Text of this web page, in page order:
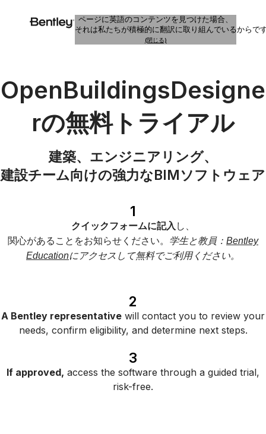
ページに英語のコンテンツを見つけた場合、
それは私たちが積極的に翻訳に取り組んでいるからで
(閉じる)
OpenBuildingsDesigne
rの無料トライアル
建築、エンジニアリング、
建設チーム向けの強力なBIMソフトウェア
1
クイックフォームに記入 し、
関心があることをお知らせください。
学生と教員： Bentley
Educationにアクセスして無料でご利用ください。
2
A Bentley representative will contact you to review your
needs, confirm eligibility, and determine next steps.
3
If approved, access the software through a guided trial,
risk-free.